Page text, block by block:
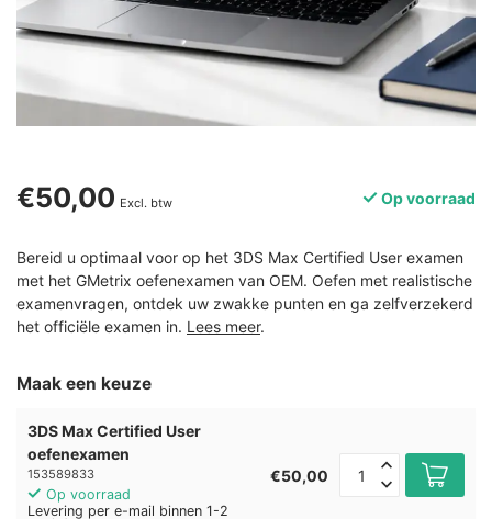
€50,00 Excl. btw Op voorraad
Bereid u optimaal voor op het 3DS Max Certified User examen
met het GMetrix oefenexamen van OEM. Oefen met realistische
examenvragen, ontdek uw zwakke punten en ga zelfverzekerd
het officiële examen in. Lees meer.
Maak een keuze
3DS Max Certified User
oefenexamen
153589833
Op voorraad
Levering per e-mail binnen 1-2
€50,00